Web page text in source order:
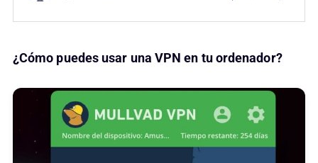
¿Cómo puedes usar una VPN en tu ordenador?